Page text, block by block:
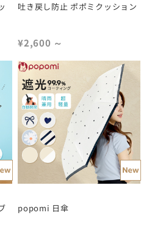
吐き戻し防止 ポポミクッション
¥2,600 ～
popomi 日傘